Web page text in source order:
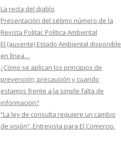
r
:
La recta del diablo
Presentación del sétimo número de la
Revista Politai: Política Ambiental
El (ausente) Estado Ambiental disponible
en línea…
¿Cómo se aplican los principios de
prevención, precaución y cuando
estamos frente a la simple falta de
información?
“La ley de consulta requiere un cambio
de visión”. Entrevista para El Comercio.